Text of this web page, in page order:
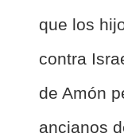
que los
contra
de Amón
ancianos